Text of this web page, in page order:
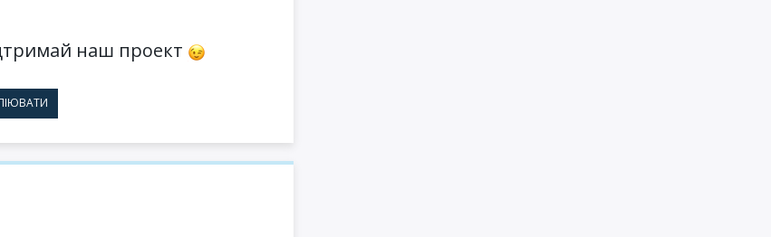
наш проект